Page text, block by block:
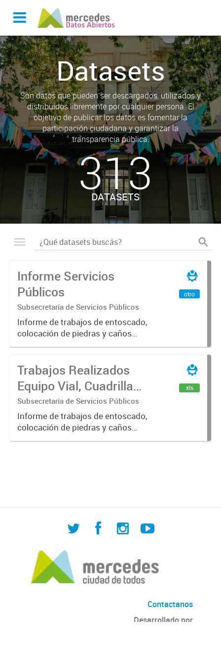
Datasets
Son datos que pueden ser descargados, utilizados y
distribuidos libremente por cualquier persona. El
objetivo de publicar los datos es fomentar la
participación ciudadana y garantizar la
transparencia pública.
313
DATASETS
Informe Servicios
Públicos
Subsecretaría de Servicios Públicos
Informe de trabajos de entoscado,
colocación de piedras y caños
(zanjeo - cruce de calles) Informe
construcción, colocación de tapa
registro, reparación...
otro
Trabajos Realizados
Equipo Vial, Cuadrilla
Bacheo, Servicio
Eléctrico - Noviembre
2021
Subsecretaría de Servicios Públicos
Informe de trabajos de entoscado,
colocación de piedras y caños
(zanjeo - cruce de calles) Informe
xls
Contactanos
Desarrollado por